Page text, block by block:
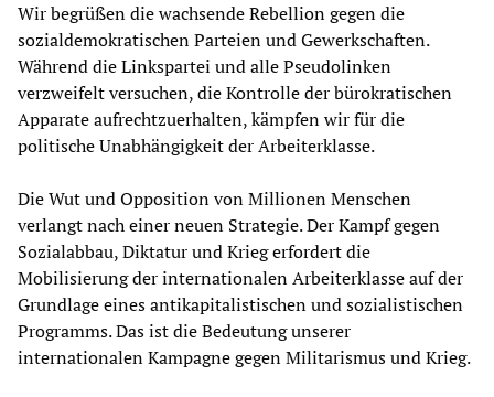
Wir begrüßen die wachsende Rebellion gegen die
sozialdemokratischen Parteien und Gewerkschaften.
Während die Linkspartei und alle Pseudolinken
verzweifelt versuchen, die Kontrolle der bürokratischen
Apparate aufrechtzuerhalten, kämpfen wir für die
politische Unabhängigkeit der Arbeiterklasse.
Die Wut und Opposition von Millionen Menschen
verlangt nach einer neuen Strategie. Der Kampf gegen
Sozialabbau, Diktatur und Krieg erfordert die
Mobilisierung der internationalen Arbeiterklasse auf der
Grundlage eines antikapitalistischen und sozialistischen
Programms. Das ist die Bedeutung unserer
internationalen Kampagne gegen Militarismus und Krieg.